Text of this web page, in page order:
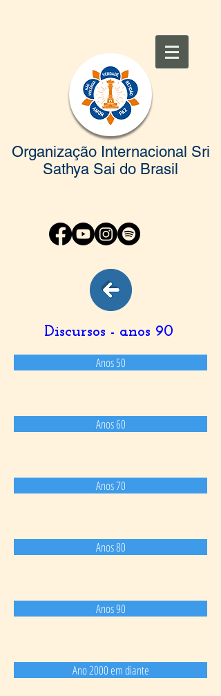
Organização Internacional Sri
Sathya Sai do Brasil
Discursos - anos 90
Anos 50
Anos 60
Anos 70
Anos 80
Anos 90
Ano 2000 em diante